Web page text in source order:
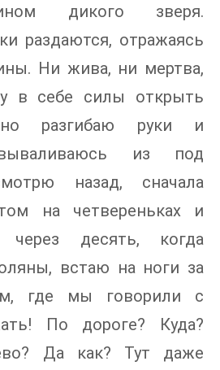
дикого зверя.
раздаются, отражаясь
Ни жива, ни мертва,
в себе силы открыть
разгибаю руки и
вываливаюсь из под
назад, сначала
на четвереньках и
десять, когда
встаю на ноги за
где мы говорили с
По дороге? Куда?
Да как? Тут даже